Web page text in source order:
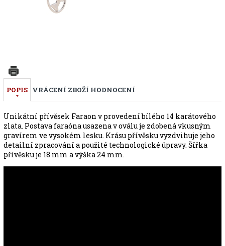
POPIS VRÁCENÍ ZBOŽÍ HODNOCENÍ
Unikátní přívěsek Faraon v provedení bílého 14 karátového
zlata. Postava faraóna usazena v oválu je zdobená vkusným
gravírem ve vysokém lesku. Krásu přívěsku vyzdvihuje jeho
detailní zpracování a použité technologické úpravy. Šířka
přívěsku je 18 mm a výška 24 mm.